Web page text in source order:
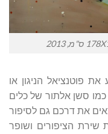
פוטנציאל הניגון או
כמו סשן אלתור של כלים
את דרכם גם לסיפור
שירת הציפורים ושופר